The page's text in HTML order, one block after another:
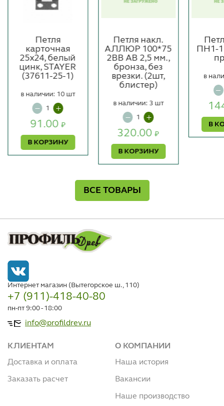
Петля
карточная
25x24, белый
цинк, STAYER
(37611-25-1)
91.00₽
В КОРЗИНУ
в наличии: 10 шт
Петля накл.
АЛЛЮР 100*75
2ВВ AB 2,5 мм.,
бронза, без
врезки. (2шт,
блистер)
320.00₽
В КОРЗИНУ
в наличии: 3 шт
ПН1-
В
в
ВСЕ ТОВАРЫ
Интернет магазин (Вытегорское ш., 110)
+7 (911)-418-40-80
пн-пт 9:00 - 18:00
info@profildrev.ru
КЛИЕНТАМ
Доставка и оплата
Заказать расчет
О КОМПАНИИ
Наша история
Вакансии
Наше производство